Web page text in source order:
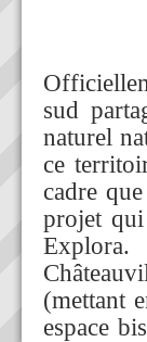
sud
naturel
ce
cadre
projet
(mettant
espace